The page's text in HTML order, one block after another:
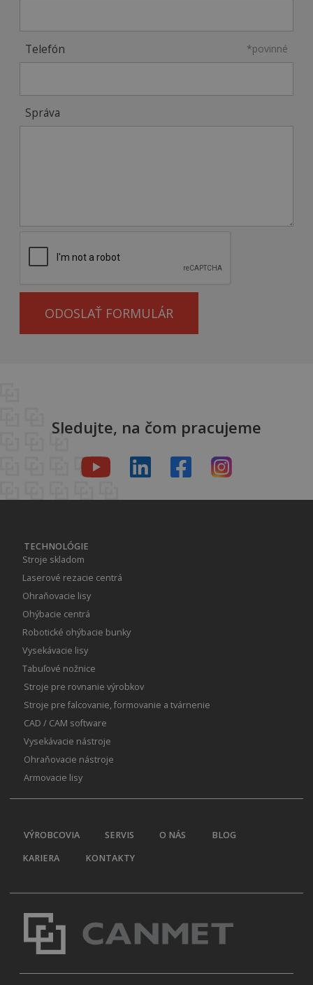
Telefón *povinné
Správa
ODOSLAŤ FORMULÁR
Sledujte, na čom pracujeme
VÝROBCOVIA SERVIS O NÁS
BLOG
KARIERA
KONTAKTY
TECHNOLÓGIE
Stroje skladom
Laserové rezacie centrá
Ohraňovacie lisy
Ohýbacie centrá
Robotické ohýbacie bunky
Vysekávacie lisy
Tabuľové nožnice
Stroje pre rovnanie výrobkov
Stroje pre falcovanie, formovanie a tvárnenie
CAD / CAM software
Vysekávacie nástroje
Ohraňovacie nástroje
Armovacie lisy